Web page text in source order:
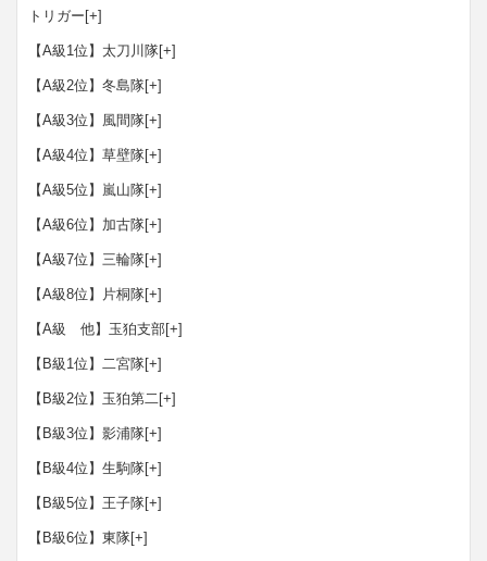
トリガー [+]
【A級1位】太刀川隊[+]
【A級2位】冬島隊[+]
【A級3位】風間隊[+]
【A級4位】草壁隊[+]
【A級5位】嵐山隊[+]
【A級6位】加古隊[+]
【A級7位】三輪隊[+]
【A級8位】片桐隊[+]
【A級 他】玉狛支部[+]
【B級1位】二宮隊[+]
【B級2位】玉狛第二[+]
【B級3位】影浦隊[+]
【B級4位】生駒隊[+]
【B級5位】王子隊[+]
【B級6位】東隊[+]